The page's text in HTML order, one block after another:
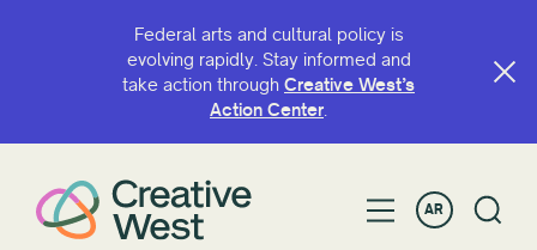
Federal arts and cultural policy is
evolving rapidly. Stay informed and
take action through Creative West’s
Action Center.
AR